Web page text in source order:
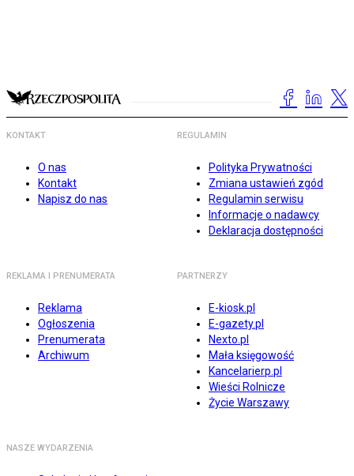
KONTAKT
O nas
Kontakt
Napisz do nas
REGULAMIN
Polityka Prywatności
Zmiana ustawień zgód
Regulamin serwisu
Informacje o nadawcy
Deklaracja dostępności
REKLAMA I PRENUMERATA
Reklama
Ogłoszenia
Prenumerata
Archiwum
PARTNERZY
E-kiosk.pl
E-gazety.pl
Nexto.pl
Mała księgowość
Kancelarierp.pl
Wieści Rolnicze
Życie Warszawy
NASZE WYDARZENIA